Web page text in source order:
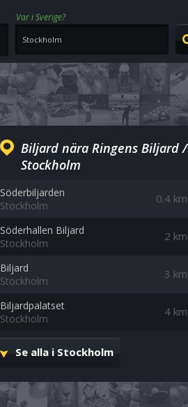
Var i Sverige?
Biljard nära Ringens Biljard /
Stockholm
Söderbiljarden
Stockholm
0.4 km
Söderhallen Biljard
Stockholm
2 km
Biljard
Stockholm
3 km
Biljardpalatset
Stockholm
4 km
Se alla i Stockholm